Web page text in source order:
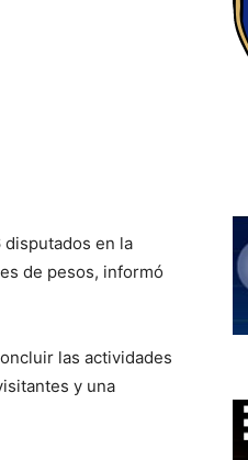
en la
de pesos, informó
las actividades
y una